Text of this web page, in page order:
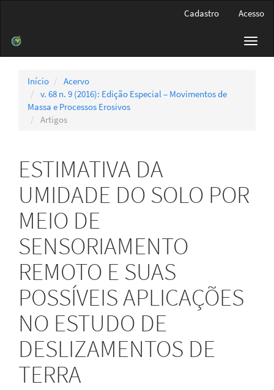
Barra
Cadastro Acesso
Início
Acervo
v. 68 n. 9 (2016): Edição Especial – Movimentos de
Massa e Processos Erosivos
Artigos
ESTIMATIVA DA
UMIDADE DO SOLO POR
MEIO DE
SENSORIAMENTO
REMOTO E SUAS
POSSÍVEIS APLICAÇÕES
NO ESTUDO DE
DESLIZAMENTOS DE
TERRA